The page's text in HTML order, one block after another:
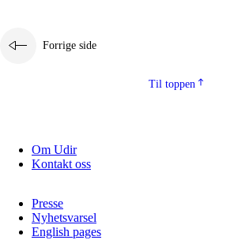
Forrige side
Til toppen
Om Udir
Kontakt oss
Presse
Nyhetsvarsel
English pages